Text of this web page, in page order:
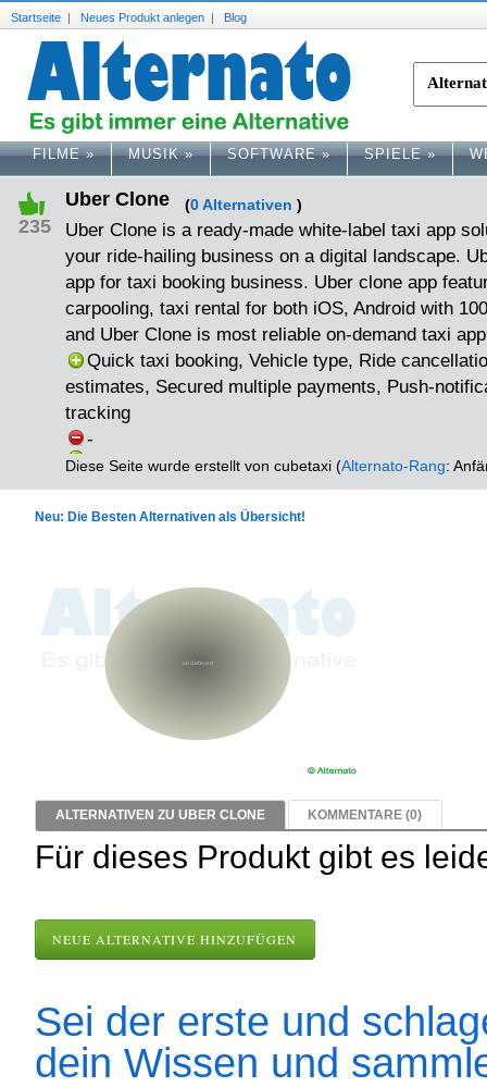
Startseite | Neues Produkt anlegen | Blog
FILME» MUSIK» SOFTWARE» SPIELE»
235
Uber Clone (0 Alternativen )
Uber Clone is a ready-made white-label taxi app
your ride-hailing business on a digital landscape.
app for taxi booking business. Uber clone app
carpooling, taxi rental for both iOS, Android with
and Uber Clone is most reliable on-demand taxi
Quick taxi booking, Vehicle type, Ride
estimates, Secured multiple payments, Push-
tracking
-
Diese Seite wurde erstellt von cubetaxi (Alternato-Rang:
Neu: Die Besten Alternativen als Übersicht!
ALTERNATIVEN ZU UBER CLONE KOMMENTARE (0)
Für dieses Produkt gibt es
NEUE ALTERNATIVE HINZUFÜGEN
Sei der erste und
dein Wissen und